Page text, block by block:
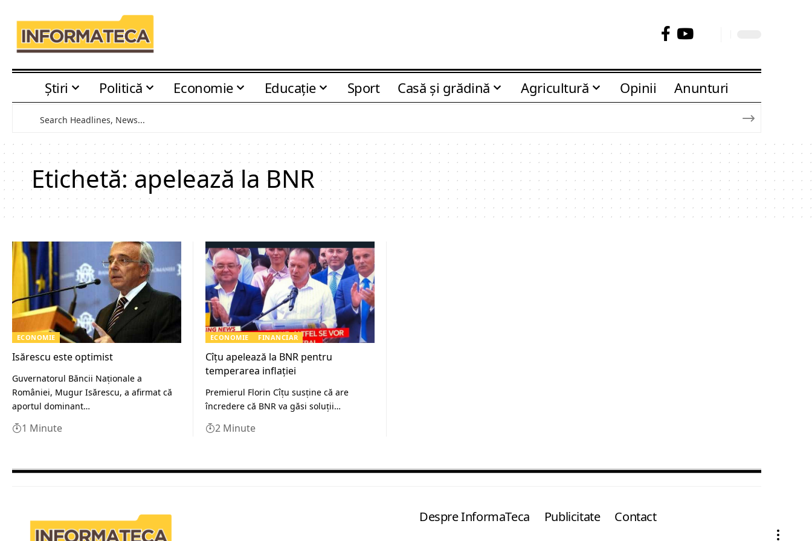
Știri Politică Economie Educaţie Sport Casă şi grădină Agricultură Opinii Anunturi
Etichetă:apelează la BNR
ECONOMIE
Isărescu este optimist
Guvernatorul Băncii Naţionale a
României, Mugur Isărescu, a afirmat că
aportul dominant…
1 Minute
ECONOMIE FINANCIAR
Cîțu apelează la BNR pentru
temperarea inflației
Premierul Florin Cîţu susţine că are
încredere că BNR va găsi soluţii…
2 Minute
Despre InformaTeca Publicitate Contact